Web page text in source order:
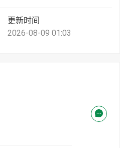
更新时间
2026-08-09 01:03